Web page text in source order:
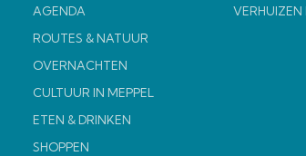
AGENDA
ROUTES & NATUUR
OVERNACHTEN
CULTUUR IN MEPPEL
ETEN & DRINKEN
SHOPPEN
VERHUIZEN